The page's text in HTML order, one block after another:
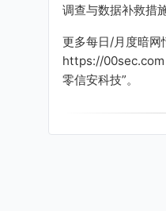
调查与数据补救措
更多每日/月度暗网
https://00sec.com
零信安科技”。